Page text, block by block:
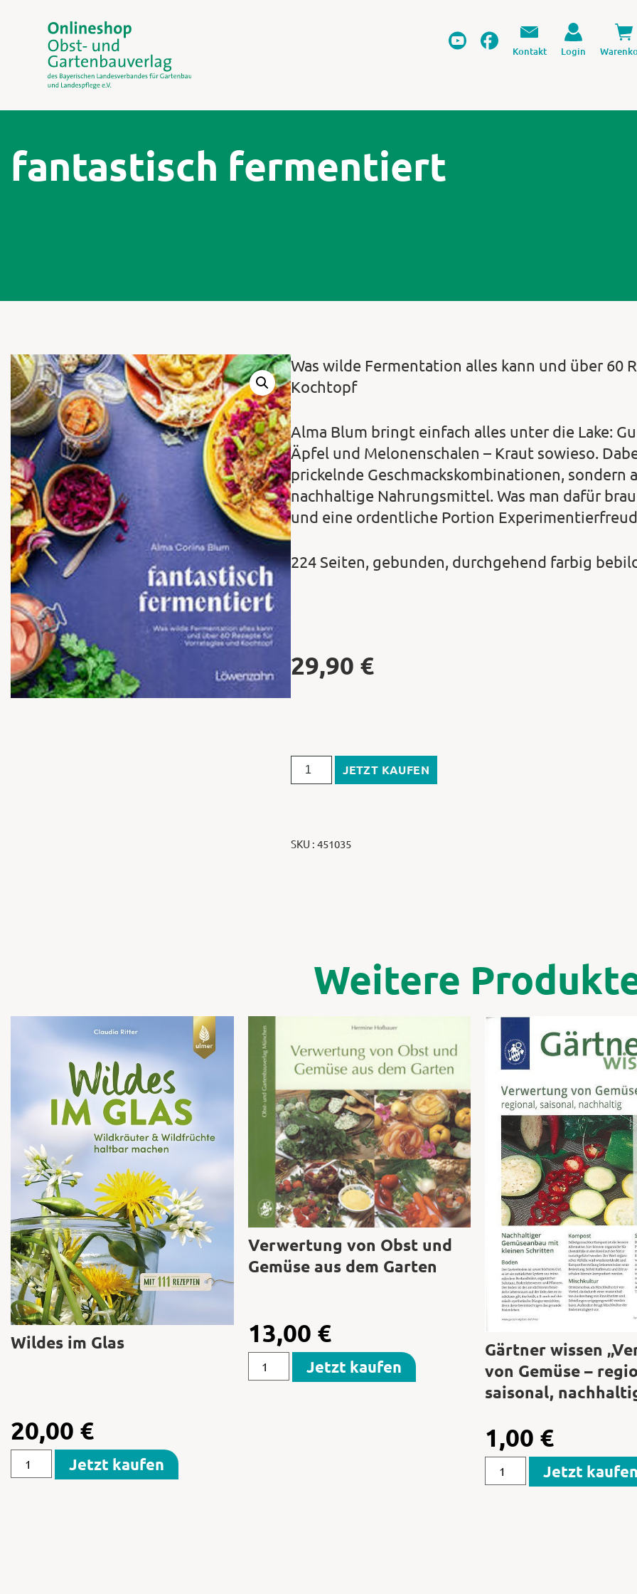
Kontakt Login
fantastisch fermentiert
Was wilde Fermentation alles kann und über 60
Kochtopf
Alma Blum bringt einfach alles unter die Lake:
Äpfel und Melonenschalen – Kraut sowieso.
prickelnde Geschmackskombinationen, sondern
nachhaltige Nahrungsmittel. Was man dafür
und eine ordentliche Portion
224 Seiten, gebunden, durchgehend farbig
29,90 €
JETZT KAUFEN
SKU : 451035
Weitere
Wildes im Glas
20,00 €
Jetzt kaufen
Verwertung von Obst und
Gemüse aus dem Garten
13,00 €
Jetzt kaufen
Gärtner wissen
von Gemüse –
saisonal,
1,00 €
Jetzt